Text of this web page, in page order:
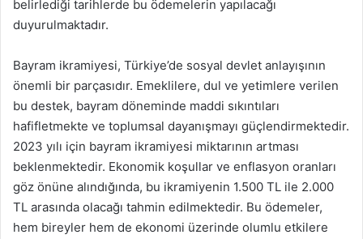
belirlediği tarihlerde bu ödemelerin yapılacağı
duyurulmaktadır.
Bayram ikramiyesi, Türkiye’de sosyal devlet anlayışının
önemli bir parçasıdır. Emeklilere, dul ve yetimlere verilen
bu destek, bayram döneminde maddi sıkıntıları
hafifletmekte ve toplumsal dayanışmayı güçlendirmektedir.
2023 yılı için bayram ikramiyesi miktarının artması
beklenmektedir. Ekonomik koşullar ve enflasyon oranları
göz önüne alındığında, bu ikramiyenin 1.500 TL ile 2.000
TL arasında olacağı tahmin edilmektedir. Bu ödemeler,
hem bireyler hem de ekonomi üzerinde olumlu etkilere